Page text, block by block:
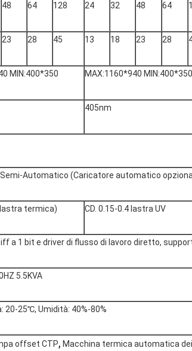
48 64 128 24 32 48 64
23 28 45 13 18 23 28
MIN:400*350 MAX:1160*940 MIN:400*350
405nm
Automatico (Caricatore automatico
termica) CD. 0.15-0.4 lastra UV
a 1 bit e driver di flusso di lavoro diretto,
5.5KVA
20-25℃, Umidità: 40%-80%
offset CTP, Macchina termica automatica